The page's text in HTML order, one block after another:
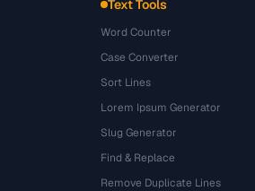
Text Tools
Word Counter
Case Converter
Sort Lines
Lorem Ipsum Generator
Slug Generator
Find & Replace
Remove Duplicate Lines